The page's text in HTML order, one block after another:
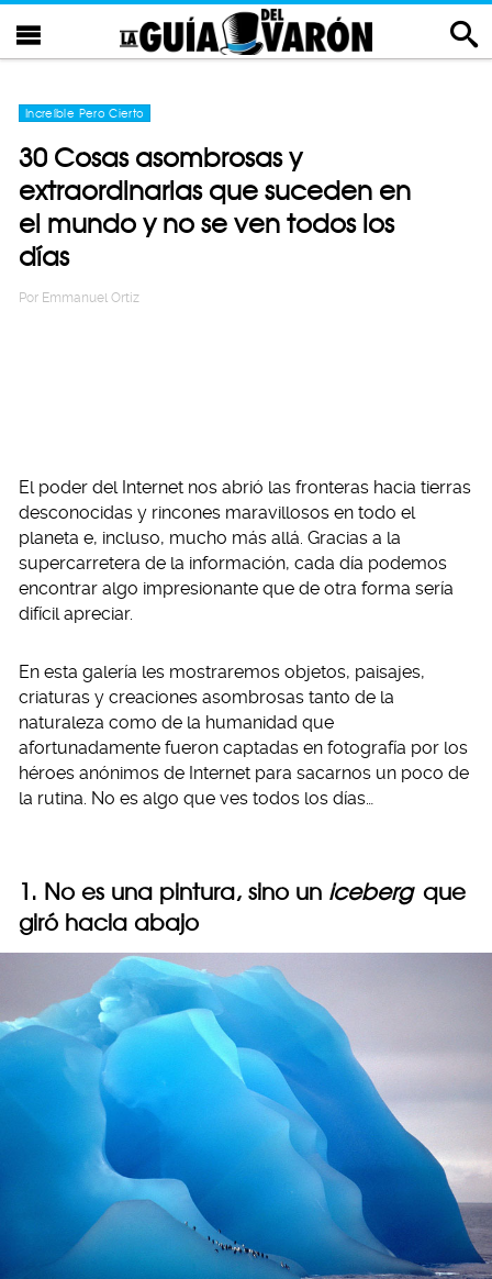
Increíble Pero Cierto
30 Cosas asombrosas y
extraordinarias que suceden en
el mundo y no se ven todos los
días
Por Emmanuel Ortiz
El poder del Internet nos abrió las fronteras hacia tierras
desconocidas y rincones maravillosos en todo el
planeta e, incluso, mucho más allá. Gracias a la
supercarretera de la información, cada día podemos
encontrar algo impresionante que de otra forma sería
difícil apreciar.
En esta galería les mostraremos objetos, paisajes,
criaturas y creaciones asombrosas tanto de la
naturaleza como de la humanidad que
afortunadamente fueron captadas en fotografía por los
héroes anónimos de Internet para sacarnos un poco de
la rutina. No es algo que ves todos los días…
1. No es una pintura, sino un iceberg que
giró hacia abajo